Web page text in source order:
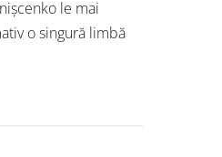
le mai
o singură limbă